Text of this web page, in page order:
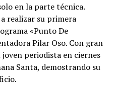
en la parte técnica.
realizar su primera
«Punto De
Pilar Oso. Con gran
periodista en ciernes
Santa, demostrando su